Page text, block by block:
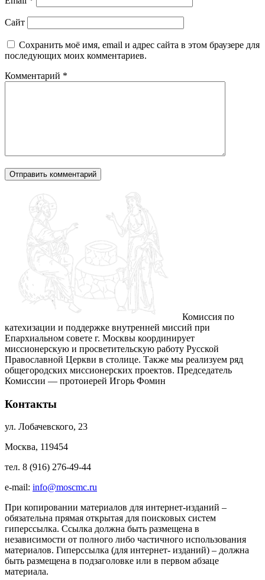
Сайт
Сохранить моё имя, email и адрес сайта в этом браузере для
последующих моих комментариев.
Комментарий *
Комиссия по
катехизации и поддержке внутренней миссий при
Епархиальном совете г. Москвы координирует
миссионерскую и просветительскую работу Русской
Православной Церкви в столице. Также мы реализуем ряд
общегородских миссионерских проектов. Председатель
Комиссии — протоиерей Игорь Фомин
Контакты
ул. Лобачевского, 23
Москва, 119454
тел. 8 (916) 276-49-44
e-mail: info@moscmc.ru
При копировании материалов для интернет-изданий –
обязательна прямая открытая для поисковых систем
гиперссылка. Ссылка должна быть размещена в
независимости от полного либо частичного использования
материалов. Гиперссылка (для интернет- изданий) – должна
быть размещена в подзаголовке или в первом абзаце
материала.